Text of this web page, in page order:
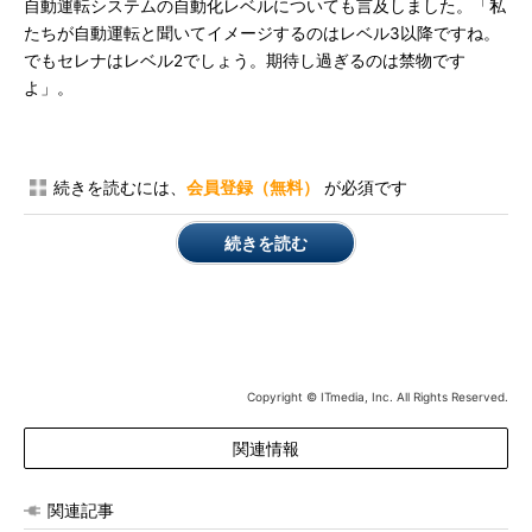
自動運転システムの自動化レベルについても言及しました。「私
たちが自動運転と聞いてイメージするのはレベル3以降ですね。
でもセレナはレベル2でしょう。期待し過ぎるのは禁物です
よ」。
続きを読むには、 会員登録（無料） が必須です
続きを読む
Copyright © ITmedia, Inc. All Rights Reserved.
関連情報
関連記事